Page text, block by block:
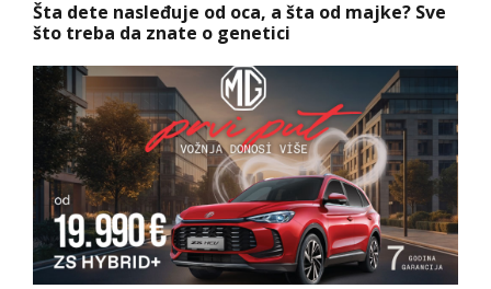
Šta dete nasleđuje od oca, a šta od majke? Sve
što treba da znate o genetici